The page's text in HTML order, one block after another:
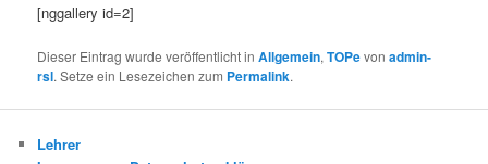
[nggallery id=2]
Dieser Eintrag wurde veröffentlicht inAllgemein,TOPevonadmin-
rsl. Setze ein Lesezeichen zum Permalink.
Lehrer